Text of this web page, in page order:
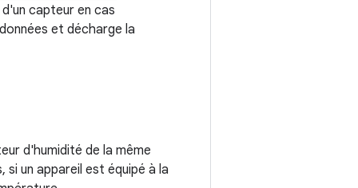
capteur en cas
et décharge la
d'humidité de la même
un appareil est équipé à la